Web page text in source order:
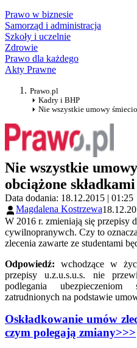
Prawo w biznesie
Samorząd i administracja
Szkoły i uczelnie
Zdrowie
Prawo dla każdego
Akty Prawne
Prawo.pl
Kadry i BHP
Nie wszystkie umowy
Nie wszystkie
obciążone
Data dodania: 18.12.2015 | 01:25
Magdalena Kostrzewa
W 2016 r. zmieniają się przepisy
cywilnopranywch. Czy to
zlecenia zawarte ze studentami
Odpowiedź: wchodzące w
przepisy u.z.u.s.u.s. nie
podlegania ubezpieczeniom
zatrudnionych na podstawie
Oskładkowanie umów
czym polegają zmiany>>>